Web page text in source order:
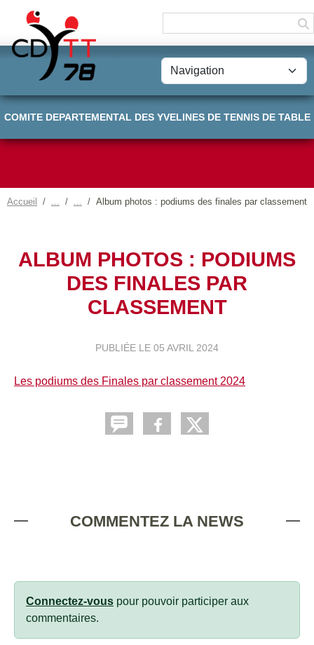
COMITE DEPARTEMENTAL DES YVELINES DE TENNIS DE TABLE
Accueil Album photos : podiums des finales par classement
ALBUM PHOTOS : PODIUMS
DES FINALES PAR
CLASSEMENT
PUBLIÉE LE 05 AVRIL 2024
Les podiums des Finales par classement 2024
COMMENTEZ LA NEWS
Connectez-vous pour pouvoir participer aux
commentaires.
Panneau de gestion des cookies